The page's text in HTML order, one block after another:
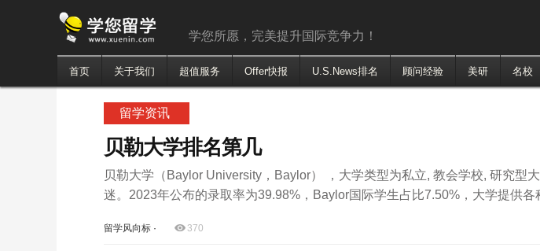
学您所愿，完美提升国际竞争力！
首页 关于我们 超值服务 Offer快报 U.S.News排名 顾问经验 美研 名校
留学资讯
贝勒大学排名第几
贝勒大学（Baylor University，Baylor） ，大学类型为私立, 教会学校, 研究型
迷。2023年公布的录取率为39.98%，Baylor国际学生占比7.50%，大学提供各
留学风向标 · 370